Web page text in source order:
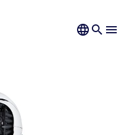
language search menu